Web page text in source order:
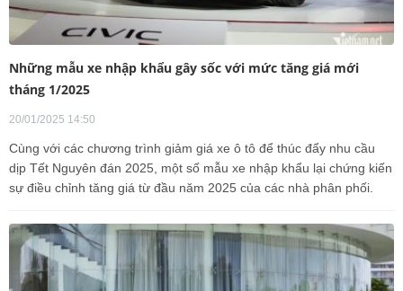
Những mẫu xe nhập khẩu gây sốc với mức tăng giá mới
tháng 1/2025
20/01/2025 14:50
Cùng với các chương trình giảm giá xe ô tô để thúc đẩy nhu cầu
dịp Tết Nguyên đán 2025, một số mẫu xe nhập khẩu lại chứng kiến
sự điều chỉnh tăng giá từ đầu năm 2025 của các nhà phân phối.